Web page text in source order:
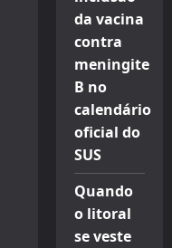
da vacina
contra
meningite
B no
calendário
oficial do
SUS
Quando
o litoral
se veste